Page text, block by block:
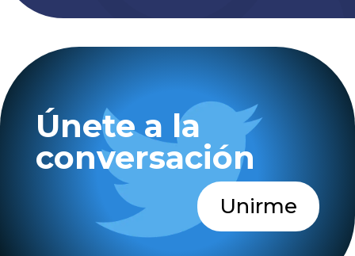
Únete a la
conversación
Unirme